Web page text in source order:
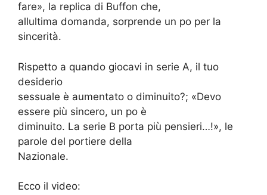
fare», la replica di Buffon che,
allultima domanda, sorprende un po per la
sincerità.
Rispetto a quando giocavi in serie A, il tuo
desiderio
sessuale è aumentato o diminuito?; «Devo
essere più sincero, un po è
diminuito. La serie B porta più pensieri…!», le
parole del portiere della
Nazionale.
Ecco il video: